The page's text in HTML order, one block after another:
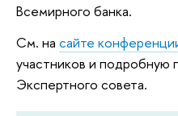
Всемирного банка.
См. на сайте
участников и подробную
Экспертного совета.